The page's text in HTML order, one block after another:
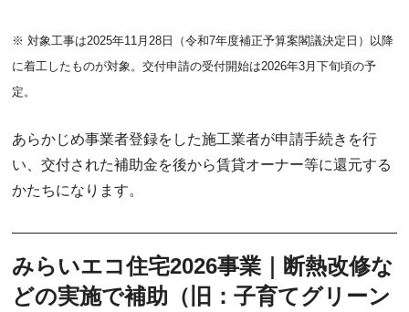
※ 対象工事は2025年11月28日（令和7年度補正予算案閣議決定日）以降
に着工したものが対象。交付申請の受付開始は2026年3月下旬頃の予
定。
あらかじめ事業者登録をした施工業者が申請手続きを行
い、交付された補助金を後から賃貸オーナー等に還元する
かたちになります。
みらいエコ住宅2026事業｜断熱改修な
どの実施で補助（旧：子育てグリーン